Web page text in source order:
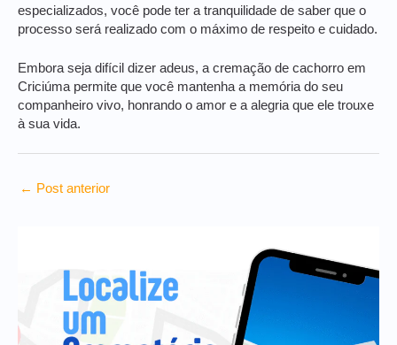
especializados, você pode ter a tranquilidade de saber que o
processo será realizado com o máximo de respeito e cuidado.
Embora seja difícil dizer adeus, a cremação de cachorro em
Criciúma permite que você mantenha a memória do seu
companheiro vivo, honrando o amor e a alegria que ele trouxe
à sua vida.
← Post anterior